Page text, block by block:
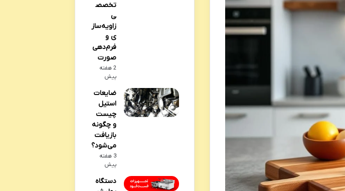
تخصص
ی
زاویه‌ساز
ی و
فرم‌دهی
صورت
2 هفته
پیش
ضایعات
استیل
چیست
و چگونه
بازیافت
می‌شود؟
3 هفته
پیش
دستگاه